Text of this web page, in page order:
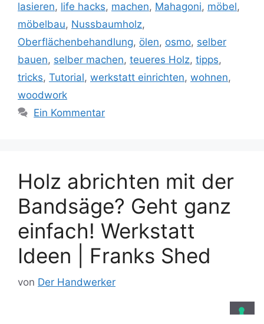
lasieren, life hacks, machen, Mahagoni, möbel,
möbelbau, Nussbaumholz,
Oberflächenbehandlung, ölen, osmo, selber
bauen, selber machen, teueres Holz, tipps,
tricks, Tutorial, werkstatt einrichten, wohnen,
woodwork
Ein Kommentar
Holz abrichten mit der
Bandsäge? Geht ganz
einfach! Werkstatt
Ideen | Franks Shed
von Der Handwerker